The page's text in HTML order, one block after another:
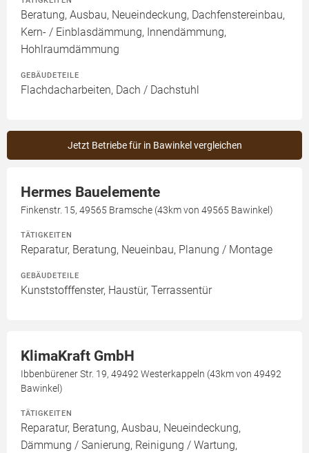
Beratung, Ausbau, Neueindeckung, Dachfenstereinbau,
Kern- / Einblasdämmung, Innendämmung,
Hohlraumdämmung
GEBÄUDETEILE
Flachdacharbeiten, Dach / Dachstuhl
Jetzt Betriebe für in Bawinkel vergleichen
Hermes Bauelemente
Finkenstr. 15, 49565 Bramsche (43km von 49565 Bawinkel)
TÄTIGKEITEN
Reparatur, Beratung, Neueinbau, Planung / Montage
GEBÄUDETEILE
Kunststofffenster, Haustür, Terrassentür
KlimaKraft GmbH
Ibbenbürener Str. 19, 49492 Westerkappeln (43km von 49492
Bawinkel)
TÄTIGKEITEN
Reparatur, Beratung, Ausbau, Neueindeckung,
Dämmung / Sanierung, Reinigung / Wartung,